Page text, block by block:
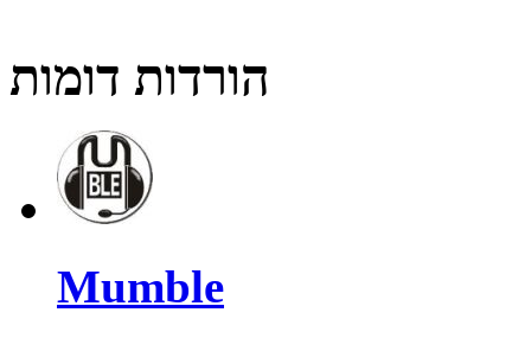
הורדות דומות
Mumble